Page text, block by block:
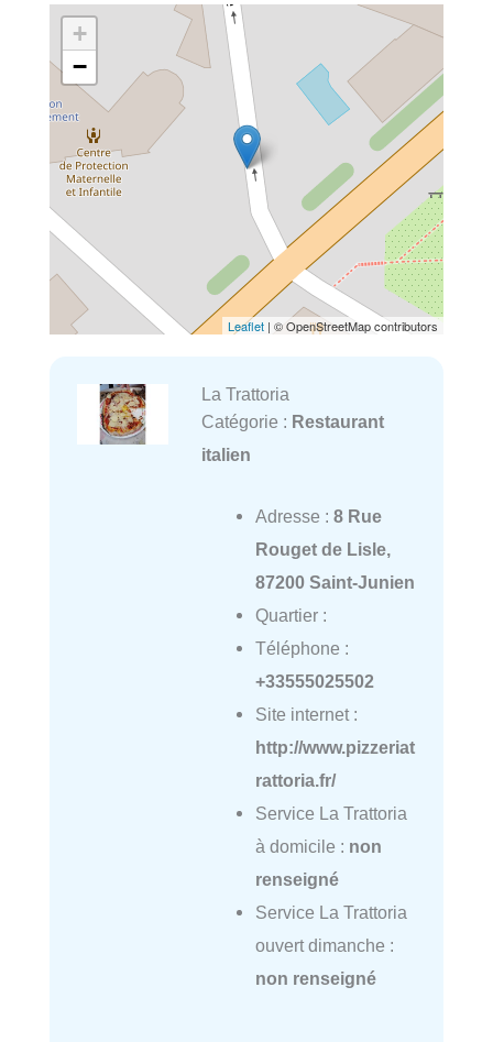
+
−
Leaflet | © OpenStreetMap contributors
La Trattoria
Catégorie : Restaurant
italien
Adresse : 8 Rue
Rouget de Lisle,
87200 Saint-Junien
Quartier :
Téléphone :
+33555025502
Site internet :
http://www.pizzeriat
rattoria.fr/
Service La Trattoria
à domicile : non
renseigné
Service La Trattoria
ouvert dimanche :
non renseigné